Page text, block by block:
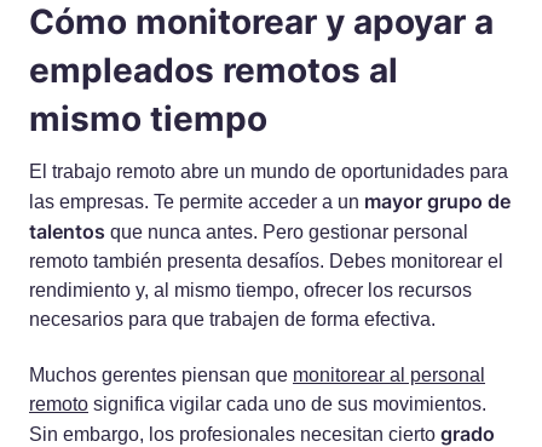
Cómo monitorear y apoyar a
empleados remotos al
mismo tiempo
El trabajo remoto abre un mundo de oportunidades para
las empresas. Te permite acceder a un mayor grupo de
talentos que nunca antes. Pero gestionar personal
remoto también presenta desafíos. Debes monitorear el
rendimiento y, al mismo tiempo, ofrecer los recursos
necesarios para que trabajen de forma efectiva.
Muchos gerentes piensan que monitorear al personal
remoto significa vigilar cada uno de sus movimientos.
Sin embargo, los profesionales necesitan cierto grado